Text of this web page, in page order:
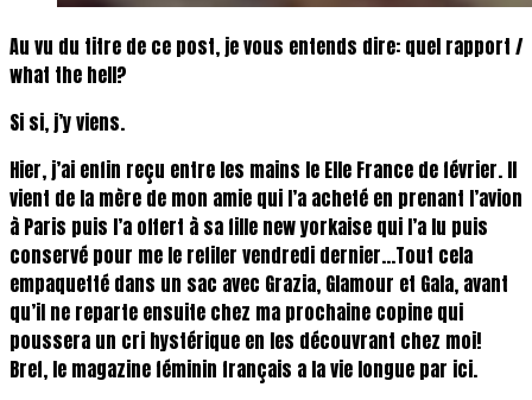
Au vu du titre de ce post, je vous entends dire: quel rapport /
what the hell?
Si si, j’y viens.
Hier, j’ai enfin reçu entre les mains le Elle France de février. Il
vient de la mère de mon amie qui l’a acheté en prenant l’avion
à Paris puis l’a offert à sa fille new yorkaise qui l’a lu puis
conservé pour me le refiler vendredi dernier…Tout cela
empaquetté dans un sac avec Grazia, Glamour et Gala, avant
qu’il ne reparte ensuite chez ma prochaine copine qui
poussera un cri hystérique en les découvrant chez moi!
Bref, le magazine féminin français a la vie longue par ici.